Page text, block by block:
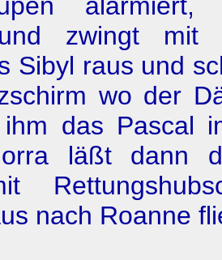
alarmiert,
zwingt mit
Sibyl raus und
wo der
das Pascal
läßt dann
nach Roanne